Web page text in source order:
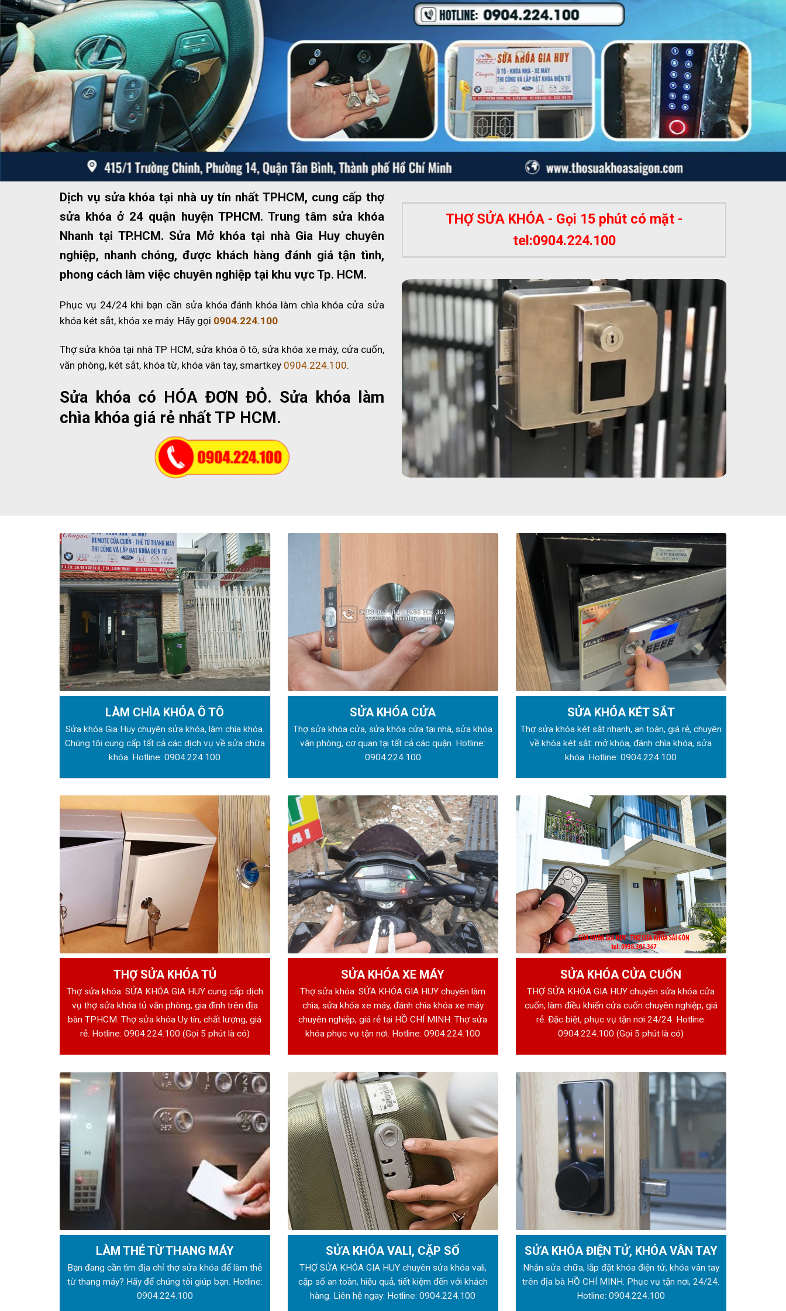
Dịch vụ sửa khóa tại nhà uy tín nhất TPHCM, cung cấp thợ
sửa khóa ở 24 quận huyện TPHCM. Trung tâm sửa khóa
Nhanh tại TP.HCM. Sửa Mở khóa tại nhà Gia Huy chuyên
nghiệp, nhanh chóng, được khách hàng đánh giá tận tình,
phong cách làm việc chuyên nghiệp tại khu vực Tp. HCM.
Phục vụ 24/24 khi bạn cần sửa khóa đánh khóa làm chìa khóa cửa sửa
khóa két sắt, khóa xe máy. Hãy gọi 0904.224.100
Thợ sửa khóa tại nhà TP HCM, sửa khóa ô tô, sửa khóa xe máy, cửa cuốn,
văn phòng, két sắt, khóa từ, khóa vân tay, smartkey 0904.224.100.
Sửa khóa có HÓA ĐƠN ĐỎ. Sửa khóa làm
chìa khóa giá rẻ nhất TP HCM.
THỢ SỬA KHÓA - Gọi 15 phút có mặt -
tel:0904.224.100
LÀM CHÌA KHÓA Ô TÔ
Sửa khóa Gia Huy chuyên sửa khóa, làm chìa khóa.
Chúng tôi cung cấp tất cả các dịch vụ về sửa chữa
khóa. Hotline:0904.224.100
SỬA KHÓA CỬA
Thợ sửa khóa cửa, sửa khóa cửa tại nhà, sửa khóa
văn phòng, cơ quan tại tất cả các quận. Hotline:
0904.224.100
SỬA KHÓA KÉT SẮT
Thợ sửa khóakét sắt nhanh, an toàn, giá rẻ, chuyên
về khóa két sắt: mở khóa, đánh chìa khóa, sửa
khóa. Hotline:0904.224.100
THỢ SỬA KHÓA TỦ
Thợ sửa khóa: SỬA KHÓA GIA HUY cung cấp dịch
vụ thợ sửa khóa tủ văn phòng, gia đình trên địa
bàn TPHCM. Thợ sửa khóa Uy tín, chất lượng, giá
rẻ. Hotline: 0904.224.100(Gọi 5 phút là có)
SỬA KHÓA XE MÁY
Thợ sửa khóa: SỬA KHÓA GIA HUY chuyên làm
chìa, sửa khóa xe máy, đánh chìa khóa xe máy
chuyên nghiệp, giá rẻ tại HỒ CHÍ MINH. Thợ sửa
khóa phục vụ tận nơi. Hotline:0904.224.100
SỬA KHÓA CỬA CUỐN
THỢ SỬA KHÓA GIA HUY chuyên sửa khóa cửa
cuốn, làm điều khiển cửa cuốn chuyên nghiệp, giá
rẻ. Đặc biệt, phục vụ tận nơi 24/24. Hotline:
0904.224.100 (Gọi 5 phút là có)
LÀM THẺ TỪ THANG MÁY
Bạn đang cần tìm địa chỉ thợ sửa khóa để làm thẻ
từ thang máy? Hãy để chúng tôi giúp bạn. Hotline:
0904.224.100
SỬA KHÓA VALI, CẶP SỐ
THỢ SỬA KHÓA GIA HUY chuyên sửa khóa vali,
cặp số an toàn, hiệu quả, tiết kiệm đến với khách
hàng. Liên hệ ngay: Hotline:0904.224.100
SỬA KHÓA ĐIỆN TỬ, KHÓA VÂN TAY
Nhận sửa chữa, lắp đặt khóa điện tử, khóa vân tay
trên địa bà HỒ CHÍ MINH. Phục vụ tận nơi, 24/24.
Hotline:0904.224.100